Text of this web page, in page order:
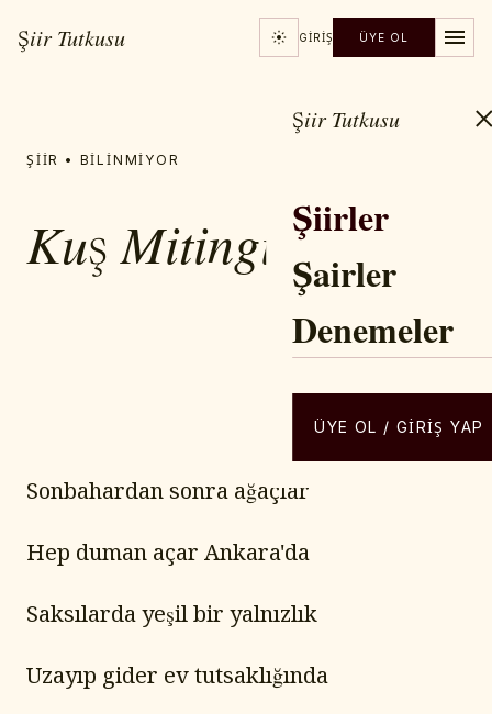
Şiir Tutkusu GIRIŞ ÜYE OL
Şiir Tutkusu
Şiirler
Şairler
Denemeler
ÜYE OL / GIRIŞ YAP
ŞIIR • BILINMIYOR
Kuş Mitingi
YAZAR / ŞAIR
Adnan YÜCEL
Sonbahardan sonra ağaçlar
Hep duman açar Ankara'da
Saksılarda yeşil bir yalnızlık
Uzayıp gider ev tutsaklığında